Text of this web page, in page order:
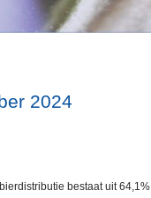
2024
bestaat uit 64,1%